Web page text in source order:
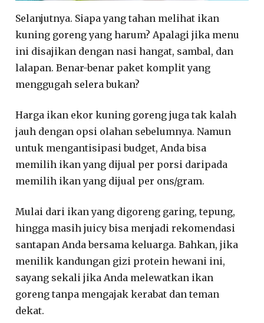
Selanjutnya. Siapa yang tahan melihat ikan
kuning goreng yang harum? Apalagi jika menu
ini disajikan dengan nasi hangat, sambal, dan
lalapan. Benar-benar paket komplit yang
menggugah selera bukan?
Harga ikan ekor kuning goreng juga tak kalah
jauh dengan opsi olahan sebelumnya. Namun
untuk mengantisipasi budget, Anda bisa
memilih ikan yang dijual per porsi daripada
memilih ikan yang dijual per ons/gram.
Mulai dari ikan yang digoreng garing, tepung,
hingga masih juicy bisa menjadi rekomendasi
santapan Anda bersama keluarga. Bahkan, jika
menilik kandungan gizi protein hewani ini,
sayang sekali jika Anda melewatkan ikan
goreng tanpa mengajak kerabat dan teman
dekat.